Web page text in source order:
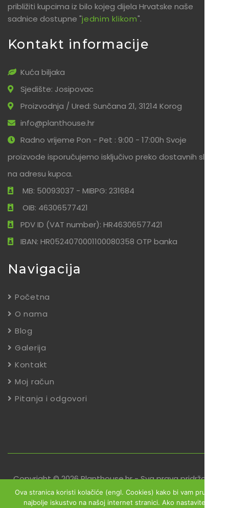
približiti kupcima iz bilo kojeg dijela Hrvatske naše
sadnice dostupne "jednim klikom".
Kontakt informacije
Kuća biljaka
Sjedište: Josipovac
Proizvodnja / Ured: Sunčana 21, 31214 Korog
info@planthouse.hr
Radno vrijeme Pon - Pet : 9:00 - 17:00h Svoje
proizvode isporučujemo isključivo preko dostavnih službi
na adresu kupca.
MB: 50093037 - MIBPG: 231684
OIB: 46306577421
PDV ID (VAT number): HR46306577421
IBAN: HR0524070001100080358 OTP banka
Navigacija
Početna
O nama
Blog
Galerija
Kontakt
Moj račun
Pitanja i odgovori
Copyright © 2026 Planthouse.hr - Sva prava pridržana
Uvjeti poslovanja Reklamacije Zaštita podataka
Ova stranica koristi kolačiće (engl. Cookies) kako bi vam pružili
najbolje iskustvo na našoj internet stranici. Ako nastavite